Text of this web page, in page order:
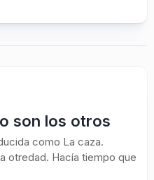
son los otros
como La caza.
otredad. Hacía tiempo que